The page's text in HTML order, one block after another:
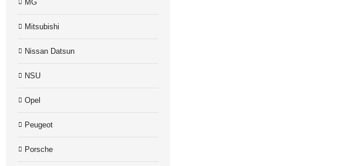
MG
Mitsubishi
Nissan Datsun
NSU
Opel
Peugeot
Porsche